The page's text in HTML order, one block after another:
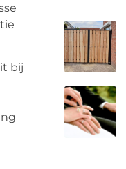
bij